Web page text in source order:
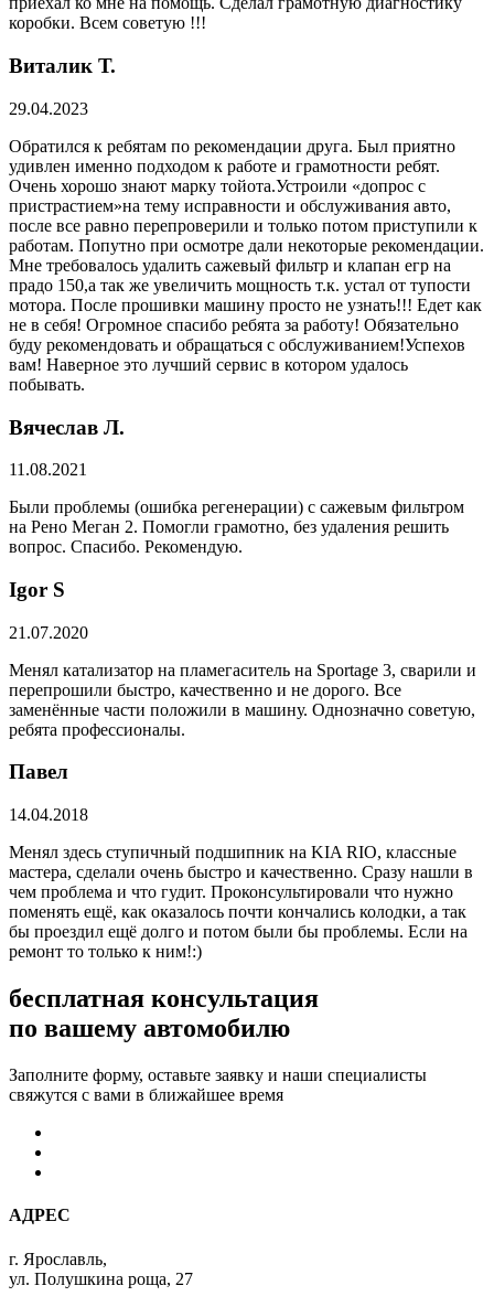
коробки. Всем советую !!!
Виталик Т.
29.04.2023
Обратился к ребятам по рекомендации друга. Был приятно
удивлен именно подходом к работе и грамотности ребят.
Очень хорошо знают марку тойота.Устроили «допрос с
пристрастием»на тему исправности и обслуживания авто,
после все равно перепроверили и только потом приступили к
работам. Попутно при осмотре дали некоторые рекомендации.
Мне требовалось удалить сажевый фильтр и клапан егр на
прадо 150,а так же увеличить мощность т.к. устал от тупости
мотора. После прошивки машину просто не узнать!!! Едет как
не в себя! Огромное спасибо ребята за работу! Обязательно
буду рекомендовать и обращаться с обслуживанием!Успехов
вам! Наверное это лучший сервис в котором удалось
побывать.
Вячеслав Л.
11.08.2021
Были проблемы (ошибка регенерации) с сажевым фильтром
на Рено Меган 2. Помогли грамотно, без удаления решить
вопрос. Спасибо. Рекомендую.
​Igor S
21.07.2020
Менял катализатор на пламегаситель на Sportage 3, сварили и
перепрошили быстро, качественно и не дорого. Все
заменённые части положили в машину. Однозначно советую,
ребята профессионалы.
Павел
14.04.2018
Менял здесь ступичный подшипник на KIA RIO, классные
мастера, сделали очень быстро и качественно. Сразу нашли в
чем проблема и что гудит. Проконсультировали что нужно
поменять ещё, как оказалось почти кончались колодки, а так
бы проездил ещё долго и потом были бы проблемы. Если на
ремонт то только к ним!:)
бесплатная консультация
по вашему автомобилю
Заполните форму, оставьте заявку и наши специалисты
свяжутся с вами в ближайшее время
АДРЕС
г. Ярославль,
ул. Полушкина роща, 27